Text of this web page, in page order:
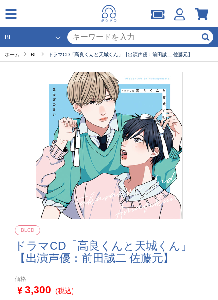
ホーム BL ドラマCD「高良くんと天城くん」【出演声優：前田誠二 佐藤元】
ドラマCD「高良くんと天城くん」
【出演声優：前田誠二 佐藤元】
BLCD
価格
3,300 (税込)